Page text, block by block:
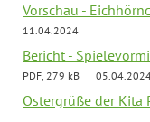
Vorschau -
11.04.2024
Bericht -
PDF, 279 kB
Ostergrüße der Kita